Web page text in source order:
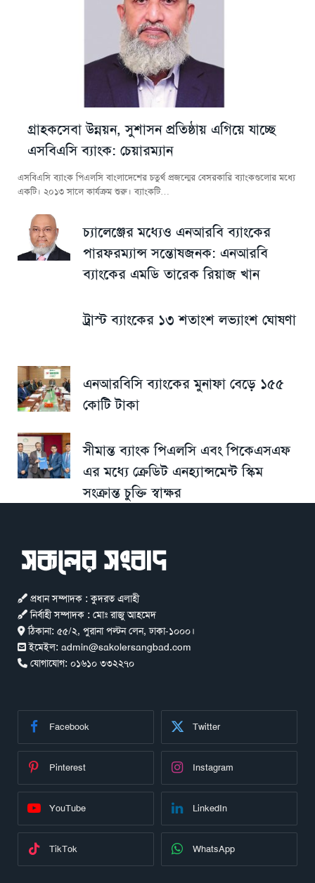
গ্রাহকসেবা উন্নয়ন, সুশাসন প্রতিষ্ঠায় এগিয়ে যাচ্ছে
এসবিএসি ব্যাংক: চেয়ারম্যান
এসবিএসি ব্যাংক পিএলসি বাংলাদেশের চতুর্থ প্রজন্মের বেসরকারি ব্যাংকগুলোর মধ্যে
একটি। ২০১৩ সালে কার্যক্রম শুরু। ব্যাংকটি…
চ্যালেঞ্জের মধ্যেও এনআরবি ব্যাংকের
পারফরম্যান্স সন্তোষজনক: এনআরবি
ব্যাংকের এমডি তারেক রিয়াজ খান
ট্রাস্ট ব্যাংকের ১৩ শতাংশ লভ্যাংশ ঘোষণা
এনআরবিসি ব্যাংকের মুনাফা বেড়ে ১৫৫
কোটি টাকা
সীমান্ত ব্যাংক পিএলসি এবং পিকেএসএফ
এর মধ্যে ক্রেডিট এনহ্যান্সমেন্ট স্কিম
সংক্রান্ত চুক্তি স্বাক্ষর
প্রধান সম্পাদক : কুদরত এলাহী
নির্বাহী সম্পাদক : মোঃ রাজু আহমেদ
ঠিকানা: ৫৫/২, পুরানা পল্টন লেন, ঢাকা-১০০০।
ইমেইল: admin@sakolersangbad.com
যোগাযোগ: ০১৬১০ ৩৩২২৭০
Facebook Twitter
Pinterest Instagram
YouTube LinkedIn
TikTok WhatsApp